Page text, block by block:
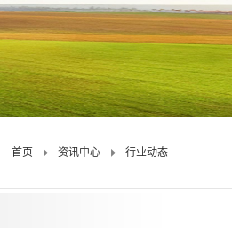
首页 资讯中心 行业动态